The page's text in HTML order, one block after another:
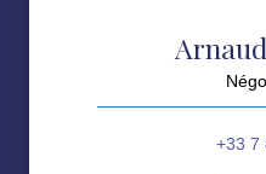
+33 7